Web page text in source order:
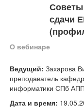
Конкурсы
Вебинары
Тесты
Книги
Советы
сдачи
О вебинаре
Ведущий: Захарова
преподаватель
информатики СПб
Дата и время: